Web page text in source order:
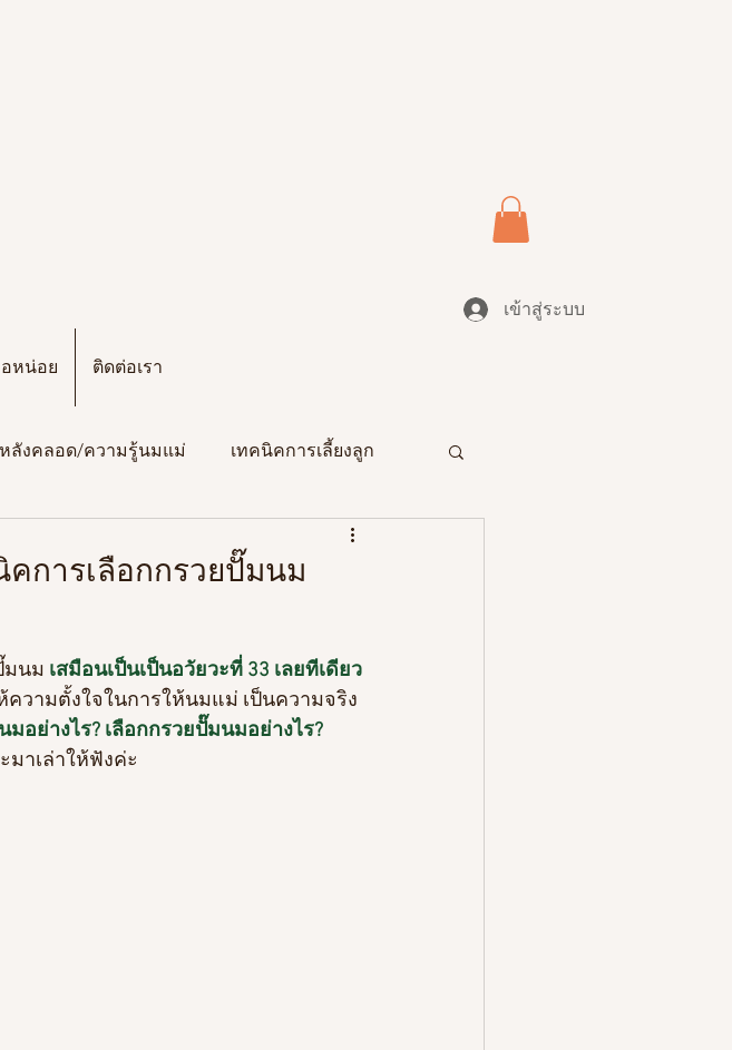
หน่อย ติดต่อเรา
เข้าสู่ระบบ
ลังคลอด/ความรู้นมแม่ เทคนิคการเลี้ยงลูก
คการเลือกกรวยปั๊มนม
มนม เสมือนเป็นเป็นอวัยวะที่ 33 เลยทีเดียว
ความตั้งใจในการให้นมแม่ เป็นความจริง
อย่างไร? เลือกกรวยปั๊มนมอย่างไร?
าเล่าให้ฟังค่ะ